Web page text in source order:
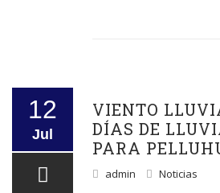
12
Jul
VIENTO
DÍAS DE
PARA
admin Noticias